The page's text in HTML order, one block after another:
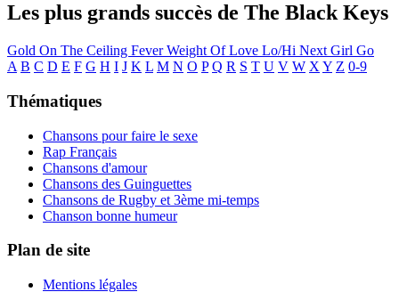
Les plus grands succès de The Black Keys
Gold On The Ceiling FeverWeight Of Love Lo/Hi Next Girl Go
A B C D E F G H I J K L M N O P Q R S T U V W X Y Z 0-9
Thématiques
Chansons pour faire le sexe
Rap Français
Chansons d'amour
Chansons des Guinguettes
Chansons de Rugby et 3ème mi-temps
Chanson bonne humeur
Plan de site
Mentions légales